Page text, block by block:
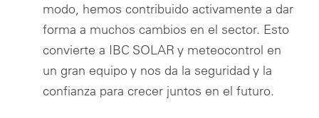
modo, hemos contribuido activamente a dar
forma a muchos cambios en el sector. Esto
convierte a IBC SOLAR y meteocontrol en
un gran equipo y nos da la seguridad y la
confianza para crecer juntos en el futuro.